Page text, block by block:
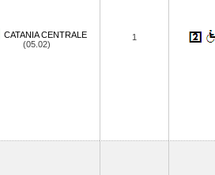
CATANIA CENTRALE
(05.02)
1